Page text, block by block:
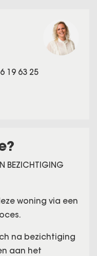
19 63 25
BEZICHTIGING
woning via een
na bezichtiging
aan het